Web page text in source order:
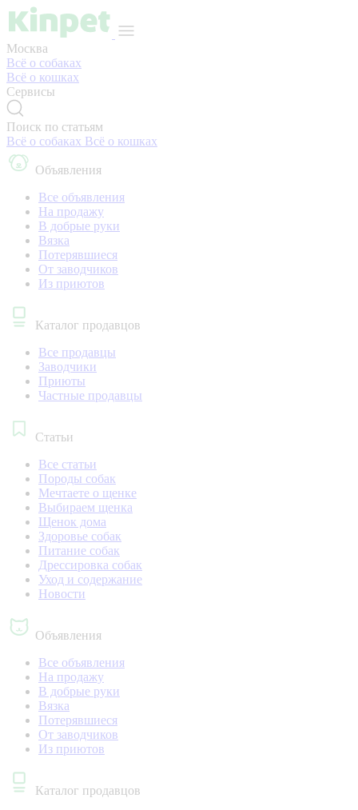
Москва
Всё о собаках
Всё о кошках
Сервисы
Поиск по статьям
Всё о собаках Всё о кошках
Объявления
Все объявления
На продажу
В добрые руки
Вязка
Потерявшиеся
От заводчиков
Из приютов
Каталог продавцов
Все продавцы
Заводчики
Приюты
Частные продавцы
Статьи
Все статьи
Породы собак
Мечтаете о щенке
Выбираем щенка
Щенок дома
Здоровье собак
Питание собак
Дрессировка собак
Уход и содержание
Новости
Объявления
Все объявления
На продажу
В добрые руки
Вязка
Потерявшиеся
От заводчиков
Из приютов
Каталог продавцов